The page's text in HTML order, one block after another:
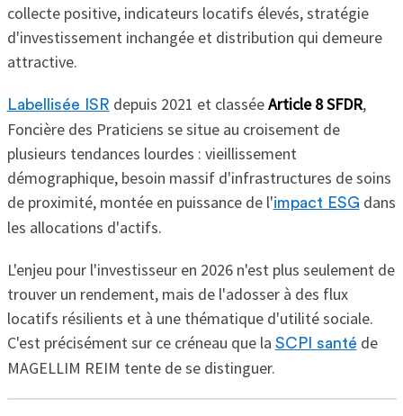
collecte positive, indicateurs locatifs élevés, stratégie
d'investissement inchangée et distribution qui demeure
attractive.
Labellisée ISR depuis 2021 et classéeArticle 8 SFDR,
Foncière des Praticiens se situe au croisement de
plusieurs tendances lourdes : vieillissement
démographique, besoin massif d'infrastructures de soins
de proximité, montée en puissance de l'impact ESG dans
les allocations d'actifs.
L'enjeu pour l'investisseur en 2026 n'est plus seulement de
trouver un rendement, mais de l'adosser à des flux
locatifs résilients et à une thématique d'utilité sociale.
C'est précisément sur ce créneau que la SCPI santé de
MAGELLIM REIM tente de se distinguer.